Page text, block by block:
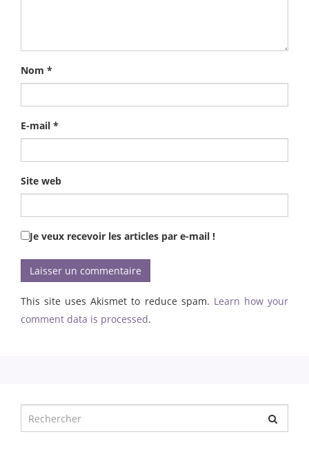
Nom *
E-mail *
Site web
Je veux recevoir les articles par e-mail !
This site uses Akismet to reduce spam. Learn how your
comment data is processed.
pour
: